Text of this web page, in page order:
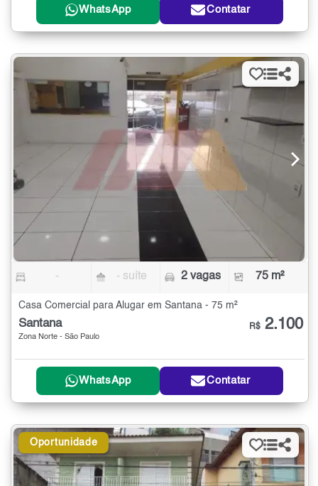
WhatsApp Contatar
- - suíte 2 vagas 75 m²
Casa Comercial para Alugar em Santana - 75 m²
Santana
Zona Norte - São Paulo
R$ 2.100
WhatsApp Contatar
Oportunidade